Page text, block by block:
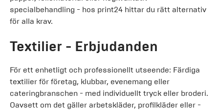
specialbehandling - hos print24 hittar du rätt alternativ
för alla krav.
Textilier - Erbjudanden
För ett enhetligt och professionellt utseende: Färdiga
textilier för företag, klubbar, evenemang eller
cateringbranschen - med individuellt tryck eller broderi.
Oavsett om det gäller arbetskläder, profilkläder eller -